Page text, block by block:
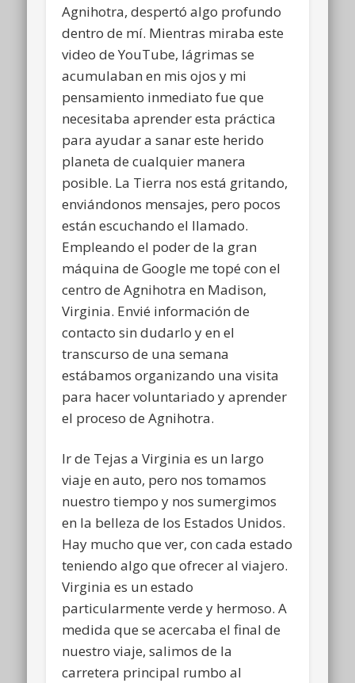
Agnihotra, despertó algo profundo
dentro de mí. Mientras miraba este
video de YouTube, lágrimas se
acumulaban en mis ojos y mi
pensamiento inmediato fue que
necesitaba aprender esta práctica
para ayudar a sanar este herido
planeta de cualquier manera
posible. La Tierra nos está gritando,
enviándonos mensajes, pero pocos
están escuchando el llamado.
Empleando el poder de la gran
máquina de Google me topé con el
centro de Agnihotra en Madison,
Virginia. Envié información de
contacto sin dudarlo y en el
transcurso de una semana
estábamos organizando una visita
para hacer voluntariado y aprender
el proceso de Agnihotra.
Ir de Tejas a Virginia es un largo
viaje en auto, pero nos tomamos
nuestro tiempo y nos sumergimos
en la belleza de los Estados Unidos.
Hay mucho que ver, con cada estado
teniendo algo que ofrecer al viajero.
Virginia es un estado
particularmente verde y hermoso. A
medida que se acercaba el final de
nuestro viaje, salimos de la
carretera principal rumbo al